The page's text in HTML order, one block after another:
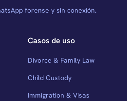
forense y sin conexión.
Casos de uso
Divorce & Family Law
Child Custody
Immigration & Visas